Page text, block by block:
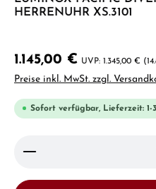
HERRENUHR XS.3101
1.145,00 € 1.345,00 €
Preise inkl. MwSt. zzgl.
Sofort verfügbar, Lieferzeit: 1-
Produkt Anzahl: Gib